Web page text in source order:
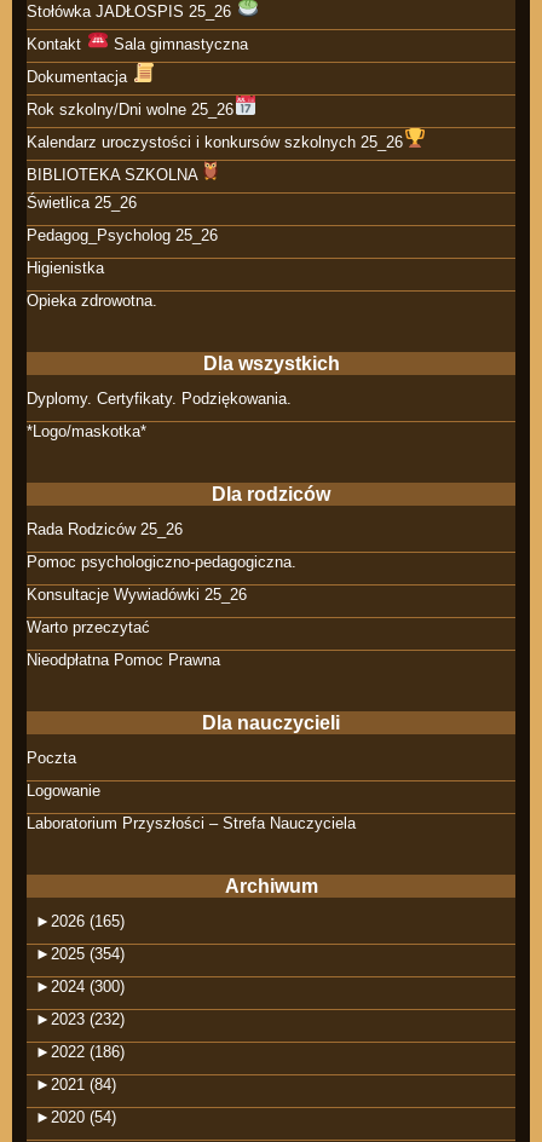
Stołówka JADŁOSPIS 25_26
Kontakt
Sala gimnastyczna
Dokumentacja
Rok szkolny/Dni wolne 25_26
Kalendarz uroczystości i konkursów szkolnych 25_26
BIBLIOTEKA SZKOLNA
Świetlica 25_26
Pedagog_Psycholog 25_26
Higienistka
Opieka zdrowotna.
Dla wszystkich
Dyplomy. Certyfikaty. Podziękowania.
*Logo/maskotka*
Dla rodziców
Rada Rodziców 25_26
Pomoc psychologiczno-pedagogiczna.
Konsultacje Wywiadówki 25_26
Warto przeczytać
Nieodpłatna Pomoc Prawna
Dla nauczycieli
Poczta
Logowanie
Laboratorium Przyszłości – Strefa Nauczyciela
Archiwum
► 2026 (165)
► 2025 (354)
► 2024 (300)
► 2023 (232)
► 2022 (186)
► 2021 (84)
► 2020 (54)